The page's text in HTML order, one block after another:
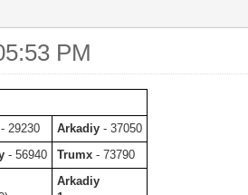
PM
- 29230 Arkadiy - 37050
- 56940 Trumx - 73790
Arkadiy